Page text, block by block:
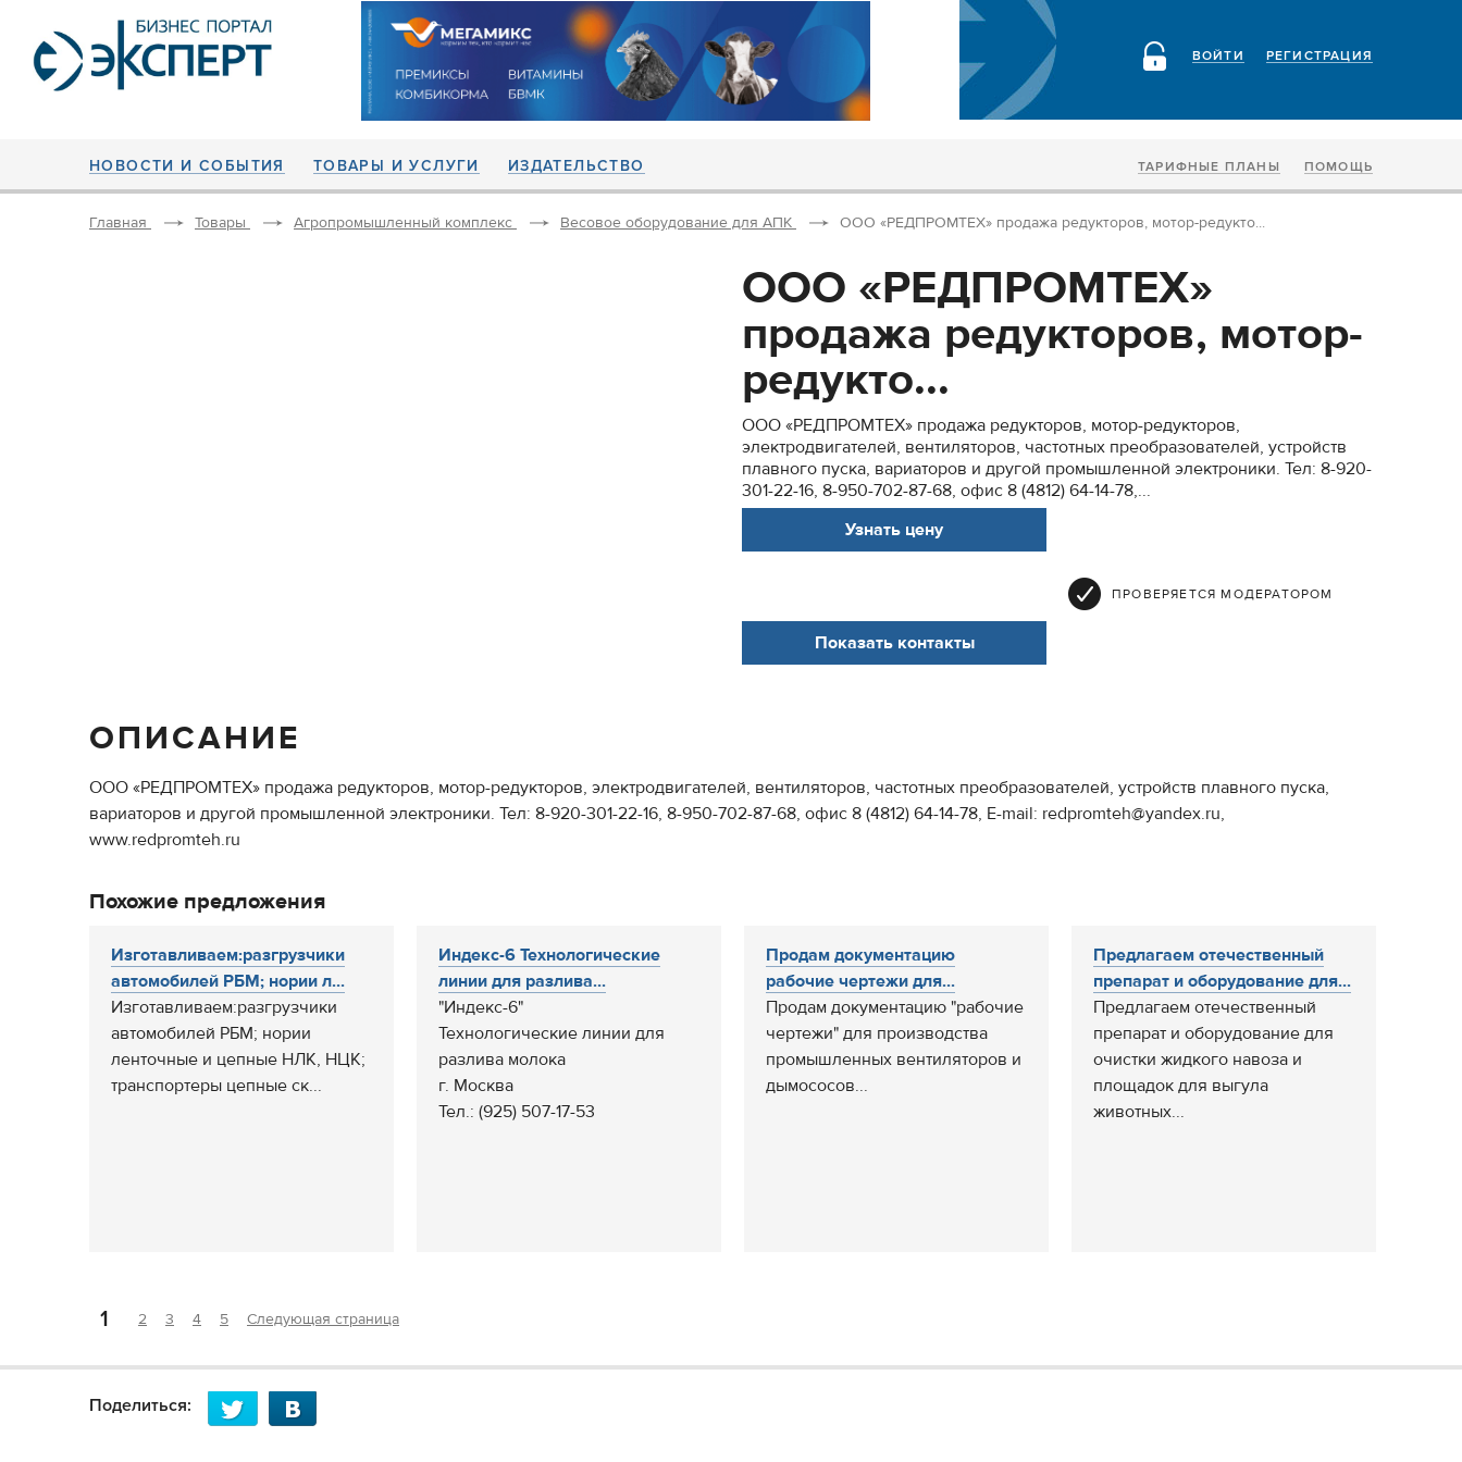
РЕГИСТРАЦИЯ
ВОЙТИ
НОВОСТИ И СОБЫТИЯ ТОВАРЫ И УСЛУГИ ИЗДАТЕЛЬСТВО ТАРИФНЫЕ ПЛАНЫ ПОМОЩЬ
Главная Товары Агропромышленный комплекс Весовое оборудование для АПК ООО «РЕДПРОМТЕХ» продажа редукторов, мотор-редукто...
ООО «РЕДПРОМТЕХ»
продажа редукторов, мотор-
редукто...
ООО «РЕДПРОМТЕХ» продажа редукторов, мотор-редукторов,
электродвигателей, вентиляторов, частотных преобразователей, устройств
плавного пуска, вариаторов и другой промышленной электроники. Тел: 8-920-
301-22-16, 8-950-702-87-68, офис 8 (4812) 64-14-78,...
Узнать цену
ПРОВЕРЯЕТСЯ МОДЕРАТОРОМ
Показать контакты
ОПИСАНИЕ
ООО «РЕДПРОМТЕХ» продажа редукторов, мотор-редукторов, электродвигателей, вентиляторов, частотных преобразователей, устройств плавного пуска,
вариаторов и другой промышленной электроники. Тел: 8-920-301-22-16, 8-950-702-87-68, офис 8 (4812) 64-14-78, E-mail: redpromteh@yandex.ru,
www.redpromteh.ru
Похожие предложения
Изготавливаем:разгрузчики
автомобилей РБМ; нории л...
Изготавливаем:разгрузчики
автомобилей РБМ; нории
ленточные и цепные НЛК, НЦК;
транспортеры цепные ск...
Индекс-6 Технологические
линии для разлива...
"Индекс-6"
Технологические линии для
разлива молока
г. Москва
Тел.: (925) 507-17-53
Продам документацию
рабочие чертежи для...
Продам документацию "рабочие
чертежи" для производства
промышленных вентиляторов и
дымососов...
Предлагаем отечественный
препарат и оборудование для...
Предлагаем отечественный
препарат и оборудование для
очистки жидкого навоза и
площадок для выгула
животных...
1 2 3 4 5 Следующая страница
Поделиться: